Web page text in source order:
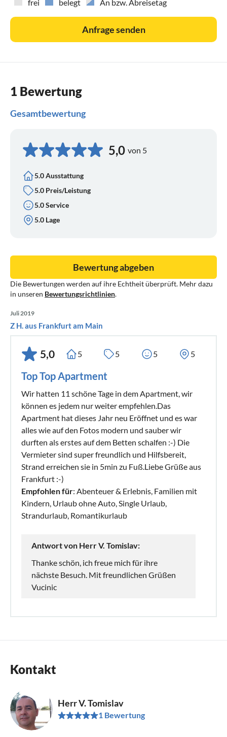
frei
belegt An bzw. Abreisetag
Anfrage senden
1 Bewertung
Gesamtbewertung
5,0 von 5
5.0 Ausstattung
5.0 Preis/Leistung
5.0 Service
5.0 Lage
Die Bewertungen werden auf ihre Echtheit überprüft. Mehr dazu
in unseren Bewertungsrichtlinien.
Bewertung abgeben
Juli 2019
Z H. aus Frankfurt am Main
5,0 5 5 5 5
Top Top Apartment
Wir hatten 11 schöne Tage in dem Apartment, wir
können es jedem nur weiter empfehlen.Das
Apartment hat dieses Jahr neu Eröffnet und es war
alles wie auf den Fotos modern und sauber wir
durften als erstes auf dem Betten schalfen :-) Die
Vermieter sind super freundlich und Hilfsbereit,
Strand erreichen sie in 5min zu Fuß.Liebe Grüße aus
Frankfurt :-)
Empfohlen für: Abenteuer & Erlebnis, Familien mit
Kindern, Urlaub ohne Auto, Single Urlaub,
Strandurlaub, Romantikurlaub
Antwort von Herr V. Tomislav:
Thanke schön, ich freue mich für ihre
nächste Besuch. Mit freundlichen Grüßen
Vucinic
Kontakt
Herr V. Tomislav
1 Bewertung